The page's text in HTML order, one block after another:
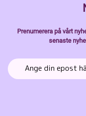
Prenumerera på vårt
senaste